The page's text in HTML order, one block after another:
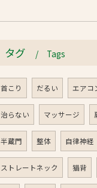
タグ Tags
首こり だるい エアコ
治らない マッサージ
半蔵門 整体 自律神経
ストレートネック 猫背